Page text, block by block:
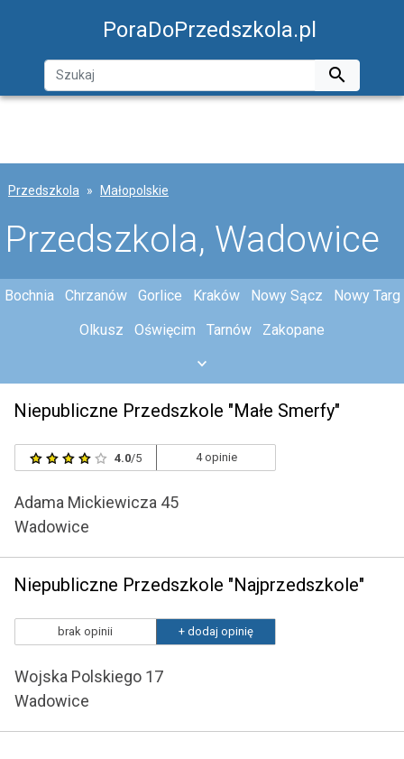
PoraDoPrzedszkola.pl

Przedszkola Małopolskie
Przedszkola, Wadowice
Bochnia Chrzanów Gorlice Kraków Nowy Sącz
Nowy Targ
Olkusz
Oświęcim Tarnów Zakopane
Niepubliczne Przedszkole "Małe Smerfy"
4.0/5 4 opinie
Adama Mickiewicza 45
Wadowice
Niepubliczne Przedszkole "Najprzedszkole"
brak opinii + dodaj opinię
Wojska Polskiego 17
Wadowice